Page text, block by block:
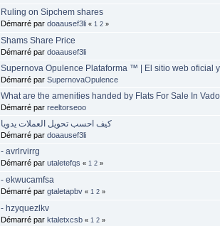
Ruling on Sipchem shares
Démarré par doaausef3li « 1 2 »
Shams Share Price
Démarré par doaausef3li
Supernova Opulence Plataforma ™ | El sitio web oficial
Démarré par SupernovaOpulence
What are the amenities handed by Flats For Sale In
Démarré par reeltorseoo
كيف احسب تحويل العملات يدويا
Démarré par doaausef3li
- avrlrvirrg
Démarré par utaletefqs « 1 2 »
- ekwucamfsa
Démarré par gtaletapbv « 1 2 »
- hzyquezlkv
Démarré par ktaletxcsb « 1 2 »